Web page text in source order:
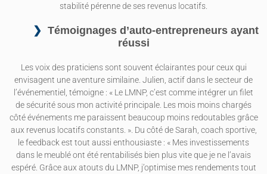
stabilité pérenne de ses revenus locatifs.
Témoignages d’auto-entrepreneurs ayant
réussi
Les voix des praticiens sont souvent éclairantes pour ceux qui
envisagent une aventure similaine. Julien, actif dans le secteur de
l’événementiel, témoigne : « Le LMNP, c’est comme intégrer un filet
de sécurité sous mon activité principale. Les mois moins chargés
côté événements me paraissent beaucoup moins redoutables grâce
aux revenus locatifs constants. ». Du côté de Sarah, coach sportive,
le feedback est tout aussi enthousiaste : « Mes investissements
dans le meublé ont été rentabilisés bien plus vite que je ne l’avais
espéré. Grâce aux atouts du LMNP, j’optimise mes rendements tout